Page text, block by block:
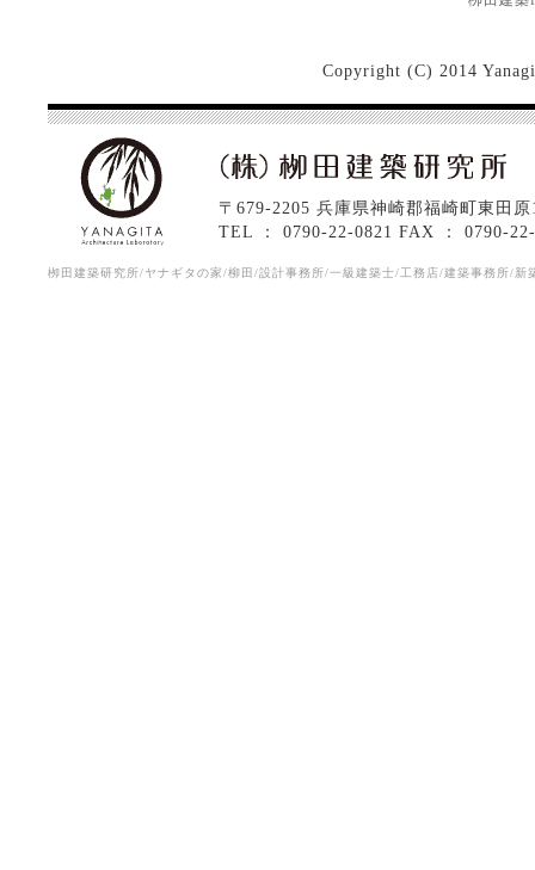
Copyright (C) 2014
〒679-2205 兵庫県神崎郡福崎町東田原
TEL ： 0790-22-0821 FAX ： 0790-
栁田建築研究所/ヤナギタの家/柳田/設計事務所/一級建築士/工務店/建築事務所/